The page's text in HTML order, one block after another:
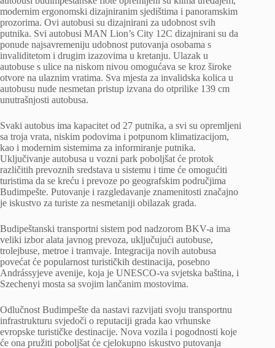
modernim ergonomski dizajniranim sjedištima i panoramskim
prozorima. Ovi autobusi su dizajnirani za udobnost svih
putnika. Svi autobusi MAN Lion’s City 12C dizajnirani su da
ponude najsavremeniju udobnost putovanja osobama s
invaliditetom i drugim izazovima u kretanju. Ulazak u
autobuse s ulice na niskom nivou omogućava se kroz široke
otvore na ulaznim vratima. Sva mjesta za invalidska kolica u
autobusu nude nesmetan pristup izvana do otprilike 139 cm
unutrašnjosti autobusa.
Svaki autobus ima kapacitet od 27 putnika, a svi su opremljeni
sa troja vrata, niskim podovima i potpunom klimatizacijom,
kao i modernim sistemima za informiranje putnika.
Uključivanje autobusa u vozni park poboljšat će protok
različitih prevoznih sredstava u sistemu i time će omogućiti
turistima da se kreću i prevoze po geografskim područjima
Budimpešte. Putovanje i razgledavanje znamenitosti značajno
je iskustvo za turiste za nesmetaniji obilazak grada.
Budipeštanski transportni sistem pod nadzorom BKV-a ima
veliki izbor alata javnog prevoza, uključujući autobuse,
trolejbuse, metroe i tramvaje. Integracija novih autobusa
povećat će popularnost turističkih destinacija, posebno
Andrássyjeve avenije, koja je UNESCO-va svjetska baština, i
Szechenyi mosta sa svojim lančanim mostovima.
Odlučnost Budimpešte da nastavi razvijati svoju transportnu
infrastrukturu svjedoči o reputaciji grada kao vrhunske
evropske turističke destinacije. Nova vozila i pogodnosti koje
će ona pružiti poboljšat će cjelokupno iskustvo putovanja